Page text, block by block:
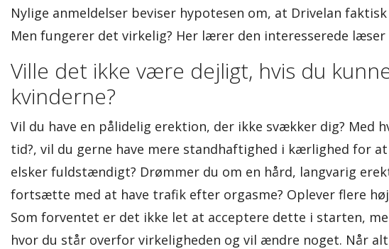
Nylige anmeldelser beviser hypotesen om, at Drivelan
Men fungerer det virkelig? Her lærer den interesserede
Ville det ikke være dejligt, hvis du
kvinderne?
Vil du have en pålidelig erektion, der ikke svækker dig? Med
tid?, vil du gerne have mere standhaftighed i kærlighed for
elsker fuldstændigt? Drømmer du om en hård, langvarig
fortsætte med at have trafik efter orgasme? Oplever flere
Som forventet er det ikke let at acceptere dette i starten,
hvor du står overfor virkeligheden og vil ændre noget. Når